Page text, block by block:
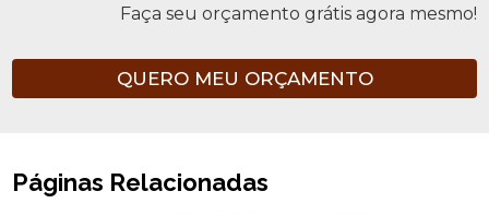
Faça seu orçamento grátis agora mesmo!
QUERO MEU ORÇAMENTO
Páginas Relacionadas